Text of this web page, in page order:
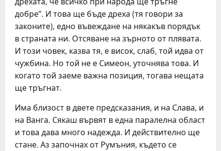
добре”. И това ще бъде дреха (тя говори за
законите), едно въвеждане на някакъв порядък
в страната ни. Отсяване на зърното от плявата.
И този човек, казва тя, е висок, слаб, той идва от
чужбина. Но той не е Симеон, уточнява това. И
когато той заеме важна позиция, тогава нещата
ще тръгнат.
Има близост в двете предсказания, и на Слава, и
на Ванга. Сякаш вървят в една паралелна област
и това дава много надежда. И действително ще
стане. Аз започнах от Румъния, където се